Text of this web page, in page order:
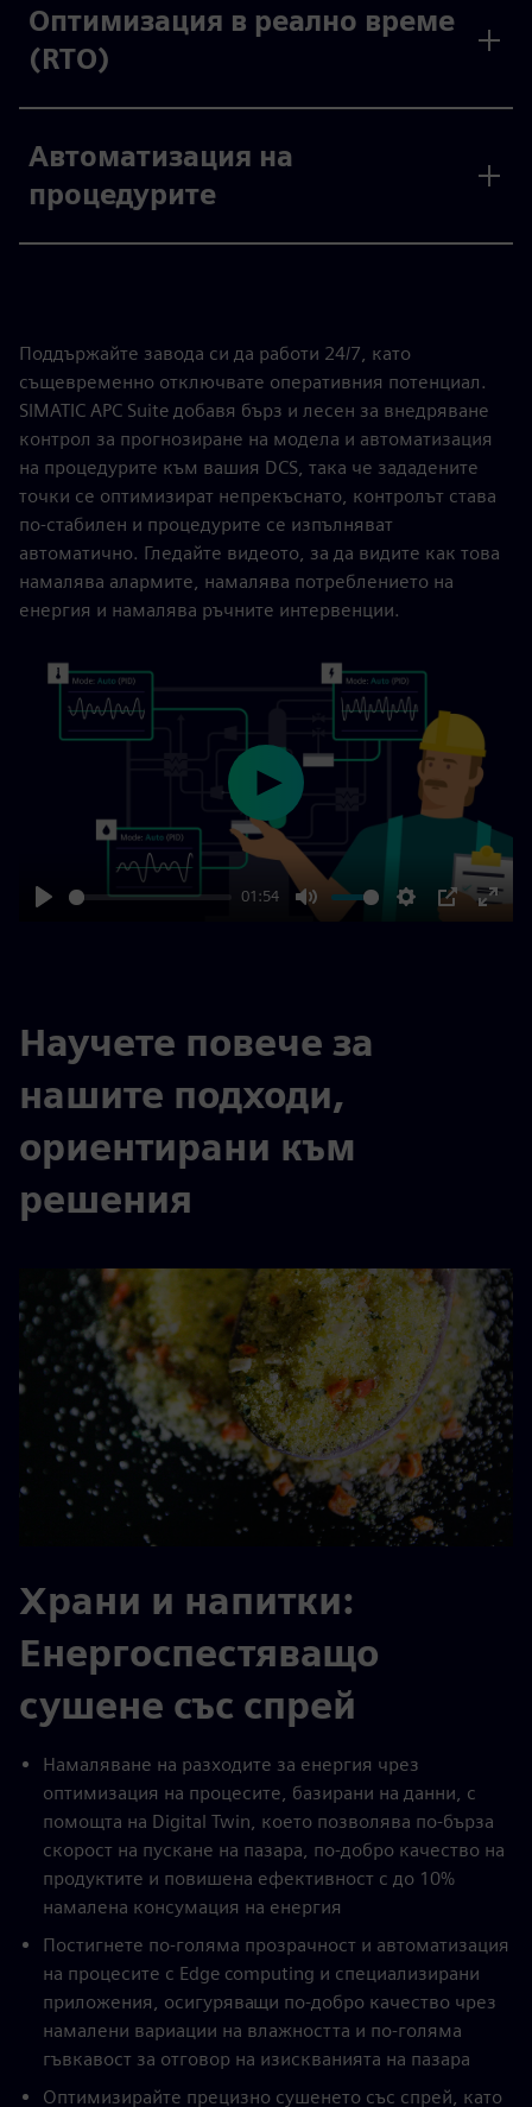
Оптимизация в реално време
(RTO)
Автоматизация на
процедурите
Поддържайте завода си да работи 24/7, като
същевременно отключвате оперативния потенциал.
SIMATIC APC Suite добавя бърз и лесен за внедряване
контрол за прогнозиране на модела и автоматизация
на процедурите към вашия DCS, така че зададените
точки се оптимизират непрекъснато, контролът става
по-стабилен и процедурите се изпълняват
автоматично. Гледайте видеото, за да видите как това
намалява алармите, намалява потреблението на
енергия и намалява ръчните интервенции.
01:54
Play
Научете повече за
нашите подходи,
ориентирани към
решения
Храни и напитки:
Енергоспестяващо
сушене със спрей
Намаляване на разходите за енергия чрез
оптимизация на процесите, базирани на данни, с
помощта на Digital Twin, което позволява по-бърза
скорост на пускане на пазара, по-добро качество на
продуктите и повишена ефективност с до 10%
намалена консумация на енергия
Постигнете по-голяма прозрачност и автоматизация
на процесите с Edge computing и специализирани
приложения, осигуряващи по-добро качество чрез
намалени вариации на влажността и по-голяма
гъвкавост за отговор на изискванията на пазара
Оптимизирайте прецизно сушенето със спрей, като